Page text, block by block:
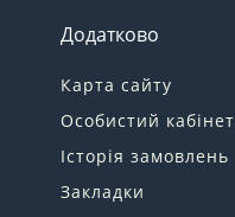
Додатково
Карта сайту
Особистий кабінет
Історія замовлень
Закладки